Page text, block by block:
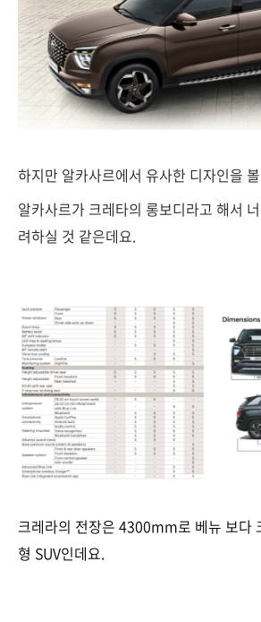
하지만 알카사르에서 유사한 디자인을
알카사르가 크레타의 롱보디라고 해서
려하실 것 같은데요.
크레라의 전장은 4300mm로 베뉴 보다
형 SUV인데요.